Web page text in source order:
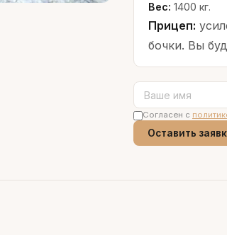
Вес: 1400 кг.
Прицеп:
бочки. Вы
Согласен с
Оставить